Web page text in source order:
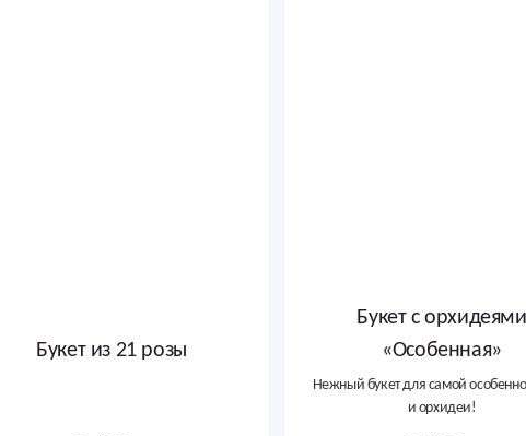
Букет из 21 розы
Букет с орхидеями
«Особенная»
Нежный букет для самой
и орхидеи!